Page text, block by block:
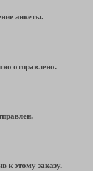
анкеты.
отправлено.
к этому заказу.